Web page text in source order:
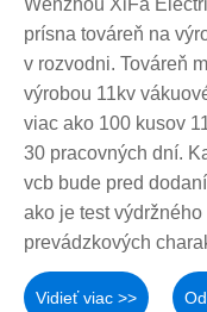
prísna továreň na
v rozvodni. Továreň
výrobou 11kv
viac ako 100 kusov
30 pracovných dní.
vcb bude pred
ako je test
prevádzkových
Vidieť viac >>